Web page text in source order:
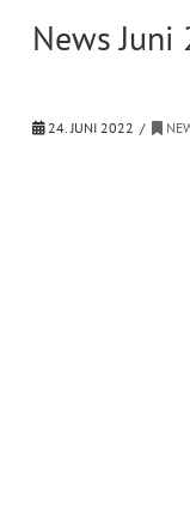
News Juni
24. JUNI 2022